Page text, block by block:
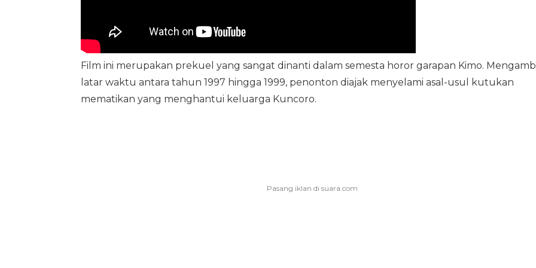
Film ini merupakan prekuel yang sangat dinanti dalam semesta horor garapan Kimo.
latar waktu antara tahun 1997 hingga 1999, penonton diajak menyelami asal-usul kutukan
mematikan yang menghantui keluarga Kuncoro.